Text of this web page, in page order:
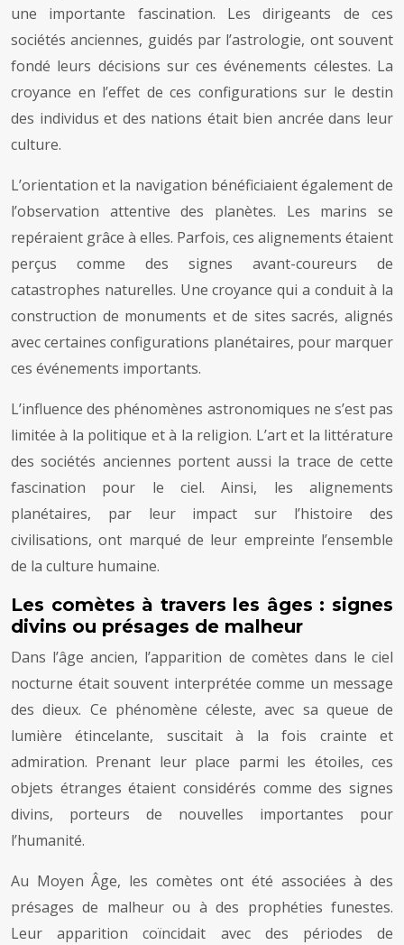
une importante fascination. Les dirigeants de ces
sociétés anciennes, guidés par l’astrologie, ont souvent
fondé leurs décisions sur ces événements célestes. La
croyance en l’effet de ces configurations sur le destin
des individus et des nations était bien ancrée dans leur
culture.
L’orientation et la navigation bénéficiaient également de
l’observation attentive des planètes. Les marins se
repéraient grâce à elles. Parfois, ces alignements étaient
perçus comme des signes avant-coureurs de
catastrophes naturelles. Une croyance qui a conduit à la
construction de monuments et de sites sacrés, alignés
avec certaines configurations planétaires, pour marquer
ces événements importants.
L’influence des phénomènes astronomiques ne s’est pas
limitée à la politique et à la religion. L’art et la littérature
des sociétés anciennes portent aussi la trace de cette
fascination pour le ciel. Ainsi, les alignements
planétaires, par leur impact sur l’histoire des
civilisations, ont marqué de leur empreinte l’ensemble
de la culture humaine.
Les comètes à travers les âges : signes
divins ou présages de malheur
Dans l’âge ancien, l’apparition de comètes dans le ciel
nocturne était souvent interprétée comme un message
des dieux. Ce phénomène céleste, avec sa queue de
lumière étincelante, suscitait à la fois crainte et
admiration. Prenant leur place parmi les étoiles, ces
objets étranges étaient considérés comme des signes
divins, porteurs de nouvelles importantes pour
l’humanité.
Au Moyen Âge, les comètes ont été associées à des
présages de malheur ou à des prophéties funestes.
Leur apparition coïncidait avec des périodes de